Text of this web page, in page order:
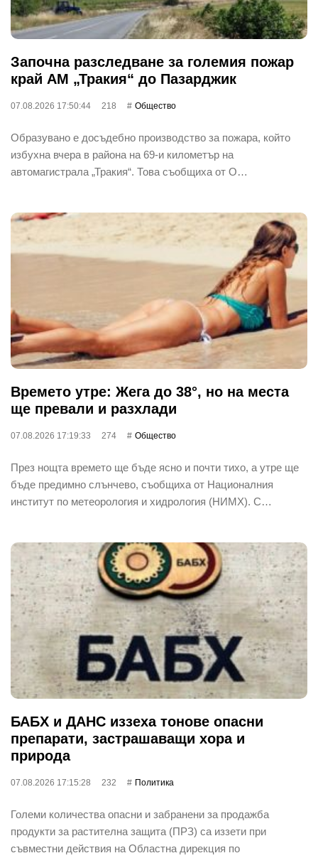
Започна разследване за големия пожар
край АМ „Тракия“ до Пазарджик
07.08.2026 17:50:44 218 Общество
Образувано е досъдебно производство за пожара, който
избухна вчера в района на 69-и километър на
автомагистрала „Тракия“. Това съобщиха от О…
Времето утре: Жега до 38°, но на места
ще превали и разхлади
07.08.2026 17:19:33 274 Общество
През нощта времето ще бъде ясно и почти тихо, а утре ще
бъде предимно слънчево, съобщиха от Националния
институт по метеорология и хидрология (НИМХ). С…
БАБХ и ДАНС иззеха тонове опасни
препарати, застрашаващи хора и
природа
07.08.2026 17:15:28 232 Политика
Големи количества опасни и забранени за продажба
продукти за растителна защита (ПРЗ) са иззети при
съвместни действия на Областна дирекция по